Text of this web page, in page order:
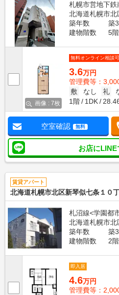
札幌市営地下
北海道札幌市北
築年数
築
建物階数
5
画像 : 7枚
無料オンライン相談可
3.6万円
管理費等：
敷
なし 礼
1階
1DK
空室確認 無料
お店にLINE
賃貸アパート
北海道札幌市北区新琴似七条１０
札沼線<学園都
北海道札幌市北
築年数
築
建物階数
2
即入居
4.6万円
管理費等：